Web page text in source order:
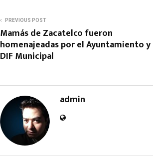
PREVIOUS POST
Mamás de Zacatelco fueron
homenajeadas por el Ayuntamiento y
DIF Municipal
admin